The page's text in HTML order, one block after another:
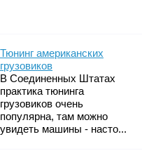
Тюнинг американских
грузовиков
В Соединенных Штатах
практика тюнинга
грузовиков очень
популярна, там можно
увидеть машины - насто...